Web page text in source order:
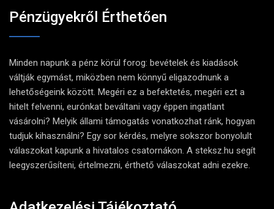
Pénzügyekről Érthetően
Minden napunk a pénz körül forog: bevételek és kiadások
váltják egymást, miközben nem könnyű eligazodnunk a
lehetőségeink között. Megéri ez a befektetés, megéri ezt a
hitelt felvenni, eurónkat beváltani vagy éppen ingatlant
vásárolni? Melyik állami támogatás vonatkozhat ránk, hogyan
tudjuk kihasználni? Egy sor kérdés, melyre sokszor bonyolult
válaszokat kapunk a hivatalos csatornákon. A steksz.hu segít
leegyszerűsíteni, értelmezni, érthető válaszokat adni ezekre.